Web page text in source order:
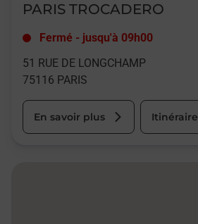
PARIS TROCADERO
Fermé - jusqu'à 09h00
51 RUE DE LONGCHAMP
75116 PARIS
En savoir plus Itinéraire